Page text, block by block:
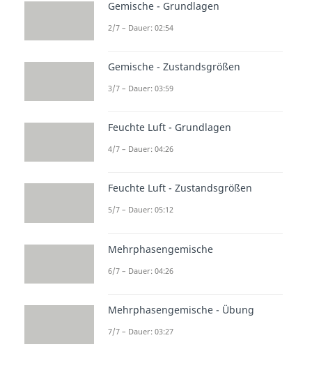
Gemische - Grundlagen
2/7 – Dauer: 02:54
Gemische - Zustandsgrößen
3/7 – Dauer: 03:59
Feuchte Luft - Grundlagen
4/7 – Dauer: 04:26
Feuchte Luft - Zustandsgrößen
5/7 – Dauer: 05:12
Mehrphasengemische
6/7 – Dauer: 04:26
Mehrphasengemische - Übung
7/7 – Dauer: 03:27